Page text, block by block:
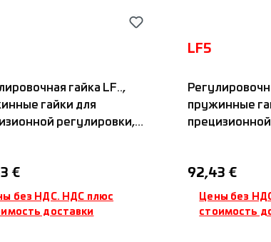
гайка LF..,
гайки для
регулировки,
винтами на
подпружиненной
поверхности,
цена:
€
без НДС. НДС плюс
доставки
LF5
пружинные
зажимными
одной
резьбовой
Обычная цена:
92,43 €
Цены без
стоимость